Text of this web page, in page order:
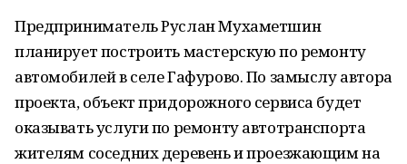
Предприниматель Руслан Мухаметшин
планирует построить мастерскую по ремонту
автомобилей в селе Гафурово. По замыслу автора
проекта, объект придорожного сервиса будет
оказывать услуги по ремонту автотранспорта
жителям соседних деревень и проезжающим на